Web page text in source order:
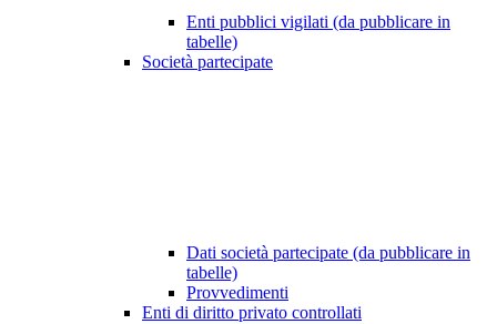
Enti pubblici vigilati (da pubblicare in
tabelle)
Società partecipate
Dati società partecipate (da pubblicare in
tabelle)
Provvedimenti
Enti di diritto privato controllati